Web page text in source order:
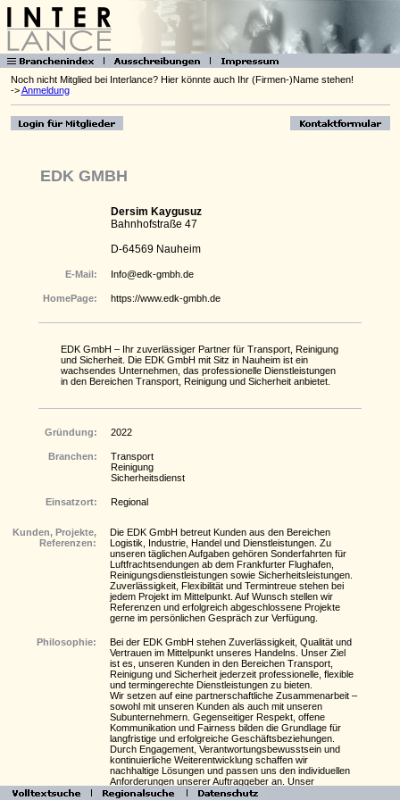
Noch nicht Mitglied bei Interlance? Hier könnte auch Ihr (Firmen-)Name stehen!
->Anmeldung
EDK GMBH
Dersim Kaygusuz
Bahnhofstraße 47
D-64569 Nauheim
E-Mail: Info@edk-gmbh.de
HomePage: https://www.edk-gmbh.de
EDK GmbH – Ihr zuverlässiger Partner für Transport, Reinigung
und Sicherheit. Die EDK GmbH mit Sitz in Nauheim ist ein
wachsendes Unternehmen, das professionelle Dienstleistungen
in den Bereichen Transport, Reinigung und Sicherheit anbietet.
Gründung: 2022
Branchen:
Transport
Reinigung
Sicherheitsdienst
Einsatzort: Regional
Kunden, Projekte,
Referenzen:
Die EDK GmbH betreut Kunden aus den Bereichen
Logistik, Industrie, Handel und Dienstleistungen. Zu
unseren täglichen Aufgaben gehören Sonderfahrten für
Luftfrachtsendungen ab dem Frankfurter Flughafen,
Reinigungsdienstleistungen sowie Sicherheitsleistungen.
Zuverlässigkeit, Flexibilität und Termintreue stehen bei
jedem Projekt im Mittelpunkt. Auf Wunsch stellen wir
Referenzen und erfolgreich abgeschlossene Projekte
gerne im persönlichen Gespräch zur Verfügung.
Philosophie:
Bei der EDK GmbH stehen Zuverlässigkeit, Qualität und
Vertrauen im Mittelpunkt unseres Handelns. Unser Ziel
ist es, unseren Kunden in den Bereichen Transport,
Reinigung und Sicherheit jederzeit professionelle, flexible
und termingerechte Dienstleistungen zu bieten.
Wir setzen auf eine partnerschaftliche Zusammenarbeit –
sowohl mit unseren Kunden als auch mit unseren
Subunternehmern. Gegenseitiger Respekt, offene
Kommunikation und Fairness bilden die Grundlage für
langfristige und erfolgreiche Geschäftsbeziehungen.
Durch Engagement, Verantwortungsbewusstsein und
kontinuierliche Weiterentwicklung schaffen wir
nachhaltige Lösungen und passen uns den individuellen
Anforderungen unserer Auftraggeber an. Unser
Anspruch ist es, jeden Auftrag mit höchster Sorgfalt,